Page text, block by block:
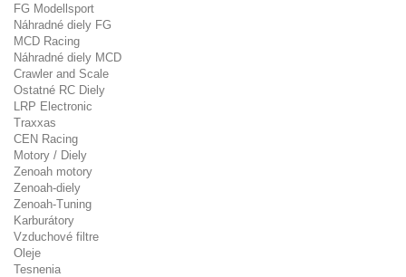
FG Modellsport
Náhradné diely FG
MCD Racing
Náhradné diely MCD
Crawler and Scale
Ostatné RC Diely
LRP Electronic
Traxxas
CEN Racing
Motory / Diely
Zenoah motory
Zenoah-diely
Zenoah-Tuning
Karburátory
Vzduchové filtre
Oleje
Tesnenia